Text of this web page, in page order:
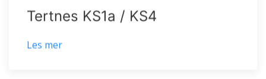
Tertnes KS1a / KS4
Les mer